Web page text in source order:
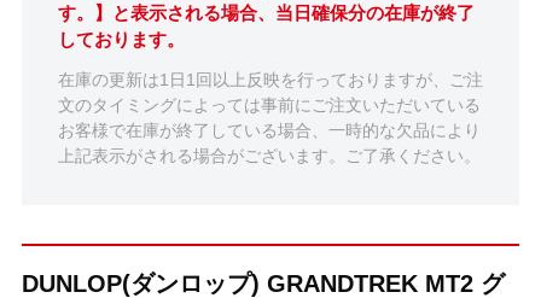
す。】と表示される場合、当日確保分の在庫が終了
しております。
在庫の更新は1日1回以上反映を行っておりますが、ご注
文のタイミングによっては事前にご注文いただいている
お客様で在庫が終了している場合、一時的な欠品により
上記表示がされる場合がございます。ご了承ください。
DUNLOP(ダンロップ) GRANDTREK MT2 グ